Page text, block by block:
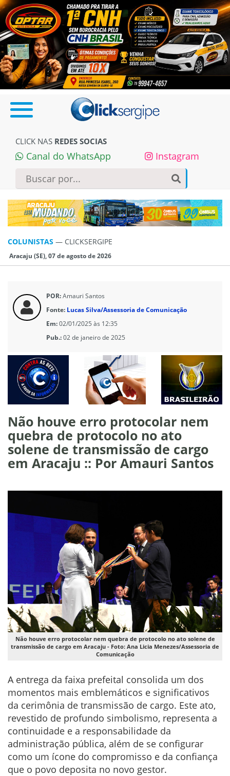
CLICK NAS REDES SOCIAS
Canal do WhatsApp Instagram
COLUNISTAS — CLICKSERGIPE
Aracaju (SE), 07 de agosto de 2026
POR:Amauri Santos
Fonte: Lucas Silva/Assessoria de Comunicação
Em:02/01/2025 às 12:35
Pub.:02 de janeiro de 2025
Não houve erro protocolar nem
quebra de protocolo no ato
solene de transmissão de cargo
em Aracaju :: Por Amauri Santos
Não houve erro protocolar nem quebra de protocolo no ato solene de
transmissão de cargo em Aracaju - Foto: Ana Licia Menezes/Assessoria de
Comunicação
A entrega da faixa prefeital consolida um dos
momentos mais emblemáticos e significativos
da cerimônia de transmissão de cargo. Este ato,
revestido de profundo simbolismo, representa a
continuidade e a responsabilidade da
administração pública, além de se configurar
como um ícone do compromisso e da confiança
que o povo deposita no novo gestor.